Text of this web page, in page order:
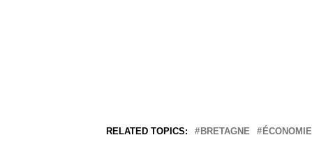
RELATED TOPICS: BRETAGNE ÉCONOMIE